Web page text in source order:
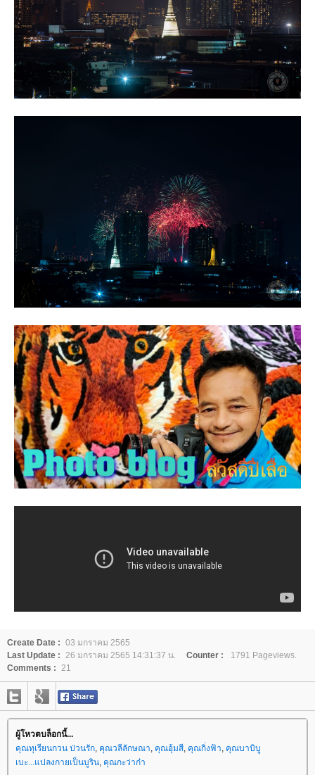
Create Date : 03 มกราคม 2565
Last Update : 26 มกราคม 2565 14:31:37 น. Counter :
1791 Pageviews.
Comments : 21
ผู้โหวตบล็อกนี้...
คุณทุเรียนกวน ป่วนรัก, คุณวลีลักษณา, คุณอุ้มสี, คุณกิ่งฟ้า, คุณบาบิบู
เบะ...แปลงกายเป็นบูริน, คุณกะว่าก๋า